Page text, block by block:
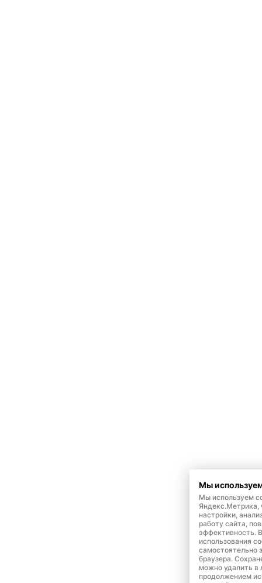
Мы
Мы используем
Яндекс.Метрика,
настройки,
работу сайта,
эффективность.
использования
самостоятельно
браузера.
можно удалить в
продолжением